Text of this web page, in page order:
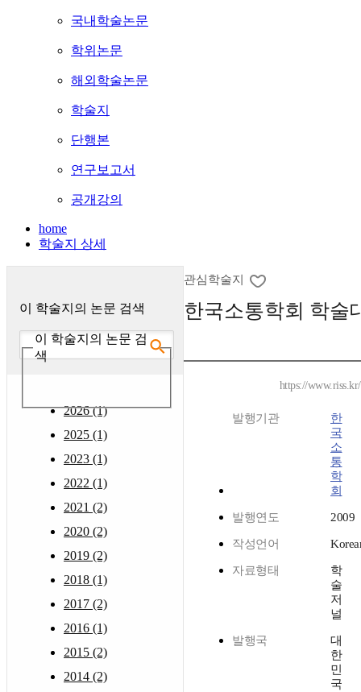
국내학술논문
학위논문
해외학술논문
학술지
단행본
연구보고서
공개강의
home
학술지 상세
이 학술지의 논문 검색
이 학술지의 논문 검
색
2026 (1)
2025 (1)
2023 (1)
2022 (1)
2021 (2)
2020 (2)
2019 (2)
2018 (1)
2017 (2)
2016 (1)
2015 (2)
2014 (2)
관심학술지
한국소통학회 학술
https://
발행기관
한
국
소
통
학
회
발행연도 2009
작성언어
자료형태
학
술
저
널
발행국
대
한
민
국